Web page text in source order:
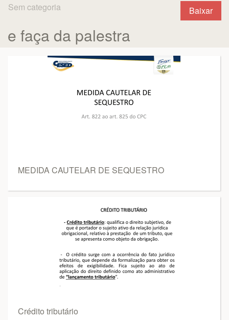
Baixar
Sem categoria
e faça da palestra
MEDIDA CAUTELAR DE SEQUESTRO
Crédito tributário